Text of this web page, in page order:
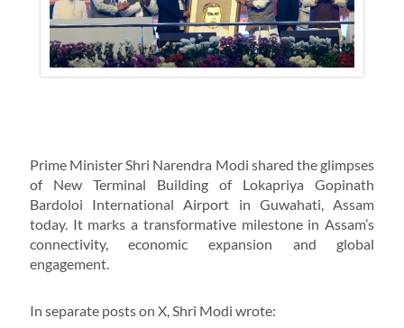
Prime Minister Shri Narendra Modi shared the glimpses
of New Terminal Building of Lokapriya Gopinath
Bardoloi International Airport in Guwahati, Assam
today. It marks a transformative milestone in Assam’s
connectivity, economic expansion and global
engagement.
In separate posts on X, Shri Modi wrote: